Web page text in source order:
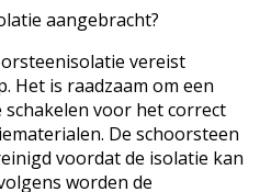
aangebracht?
vereist
Het is raadzaam om een
voor het correct
De schoorsteen
voordat de isolatie kan
worden de